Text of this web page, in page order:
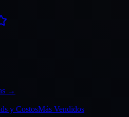
→
y CostosMás Vendidos